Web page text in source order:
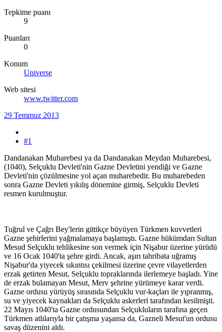
Tepkime puanı
9
Puanları
0
Konum
Universe
Web sitesi
www.twitter.com
29 Temmuz 2013
#1
Dandanakan Muharebesi ya da Dandanakan Meydan Muharebesi,
(1040), Selçuklu Devleti'nin Gazne Devletini yendiği ve Gazne
Devleti'nin çözülmesine yol açan muharebedir. Bu muharebeden
sonra Gazne Devleti yıkılış dönemine girmiş, Selçuklu Devleti
resmen kurulmuştur.
Tuğrul ve Çağrı Bey'lerin gittikçe büyüyen Türkmen kuvvetleri
Gazne şehirlerini yağmalamaya başlamıştı. Gazne hükümdarı Sultan
Mesud Selçuklu tehlikesine son vermek için Nişabur üzerine yürüdü
ve 16 Ocak 1040'ta şehre girdi. Ancak, aşırı tahribata uğramış
Nişabur'da yiyecek sıkıntısı çekilmesi üzerine çevre vilayetlerden
erzak getirten Mesut, Selçuklu topraklarında ilerlemeye başladı. Yine
de erzak bulamayan Mesut, Merv şehrine yürümeye karar verdi.
Gazne ordusu yürüyüş sırasında Selçuklu vur-kaçları ile yıpranmış,
su ve yiyecek kaynakları da Selçuklu askerleri tarafından kesilmişti.
22 Mayıs 1040'ta Gazne ordusundan Selçukluların tarafına geçen
Türkmen atlılarıyla bir çatışma yaşansa da, Gazneli Mesut'un ordusu
savaş düzenini aldı.